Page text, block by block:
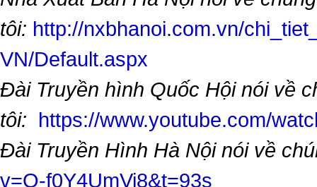
tôi: http://nxbhanoi.com.vn/
VN/Default.aspx
Đài Truyền hình Quốc Hội nói về
tôi: https://www.youtube.com/
Đài Truyền Hình Hà Nội nói về
v=O-f0Y4UmVi8&t=93s